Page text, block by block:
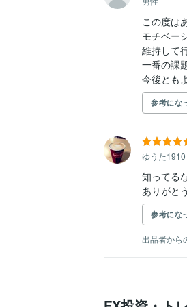
この度は
モチベー
維持して
一番の課
今後とも
参考にな
ゆうた1910
知ってる
ありがと
参考にな
出品者から